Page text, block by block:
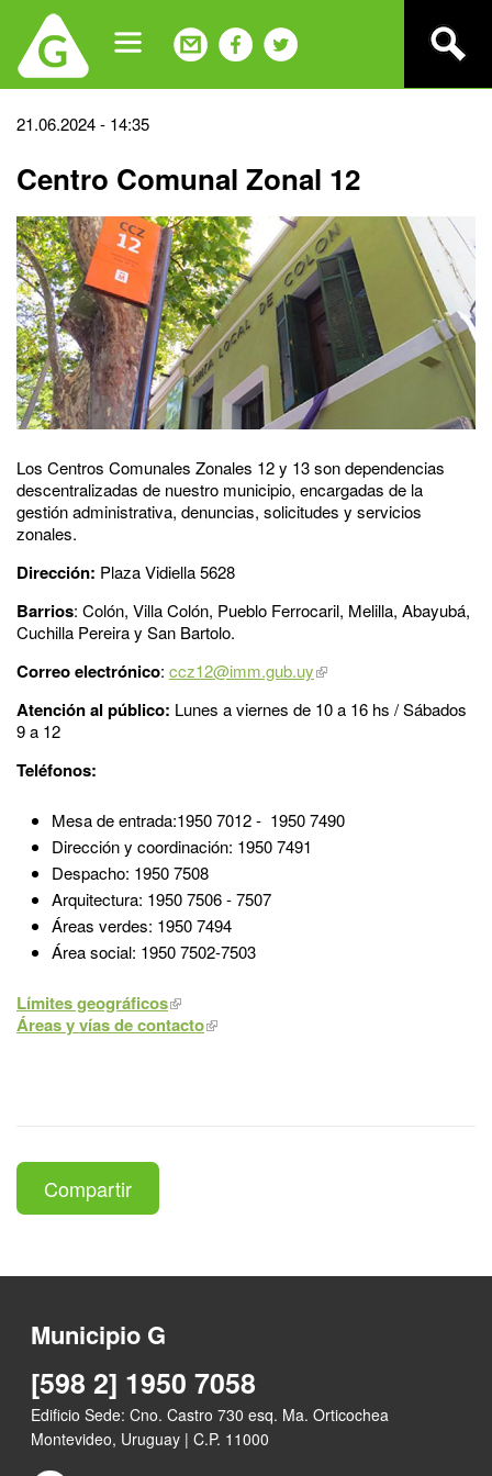
navigation
Back
top
21.06.2024 - 14:35
Centro Comunal Zonal 12
Los Centros Comunales Zonales 12 y 13 son dependencias
descentralizadas de nuestro municipio, encargadas de la
gestión administrativa, denuncias, solicitudes y servicios
zonales.
Dirección: Plaza Vidiella 5628
Barrios: Colón, Villa Colón, Pueblo Ferrocaril, Melilla, Abayubá,
Cuchilla Pereira y San Bartolo.
Correo electrónico: ccz12@imm.gub.uy
Atención al público: Lunes a viernes de 10 a 16 hs / Sábados
9 a 12
Teléfonos:
Mesa de entrada:1950 7012 - 1950 7490
Dirección y coordinación: 1950 7491
Despacho: 1950 7508
Arquitectura: 1950 7506 - 7507
Áreas verdes: 1950 7494
Área social: 1950 7502-7503
Límites geográficos
Áreas y vías de contacto
Compartir
Municipio G
[598 2] 1950 7058
Edificio Sede: Cno. Castro 730 esq. Ma. Orticochea
Montevideo, Uruguay | C.P. 11000